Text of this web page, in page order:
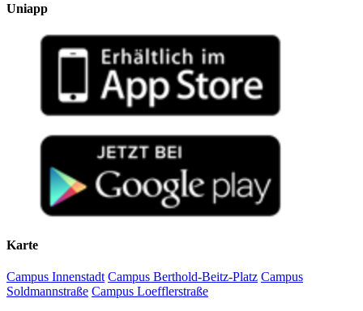
Uniapp
Karte
Campus Innenstadt Campus Berthold-Beitz-Platz Campus
Soldmannstraße Campus Loefflerstraße